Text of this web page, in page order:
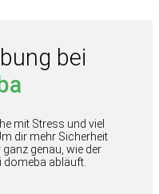
bei
mit Stress und viel
dir mehr Sicherheit
genau, wie der
domeba abläuft.